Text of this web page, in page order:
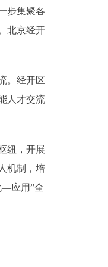
步集聚各
北京经开
。经开区
人才交流
纽，开展
机制，培
—应用”全